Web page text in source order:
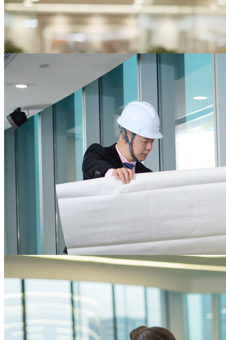
为企业核心业务发展保驾护航
提供一站式的行政后勤服务，降低后勤运营资
本，增进员工满意度
为企业聚焦核心业务提供全方位支撑
大型企业